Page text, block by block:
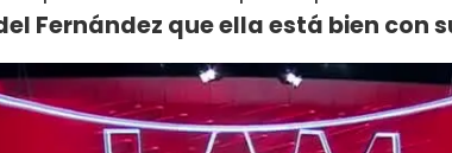
Fernández que ella está bien con